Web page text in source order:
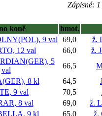
Zápisné:
koně
hmot.
9 val 69,0
ž.
12 val 66,0
ž.
5
val
66,5
8 kl 64,5
9 val 70,5
8 val 69,0
ž.
9 kl 65,0 ž.